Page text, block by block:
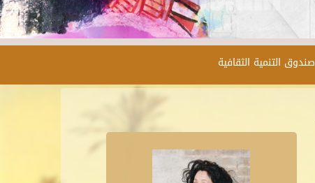
صندوق التنمية الثقافية